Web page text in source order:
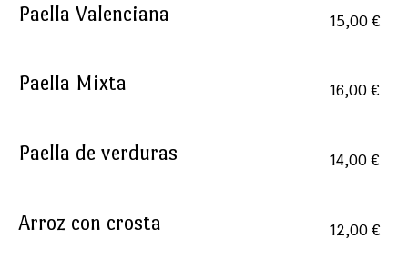
Paella Valenciana 15,00 €
Paella Mixta 16,00 €
Paella de verduras 14,00 €
Arroz con crosta 12,00 €